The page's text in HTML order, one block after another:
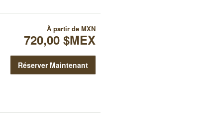
À partir de MXN
720,00 $MEX
Réserver Maintenant